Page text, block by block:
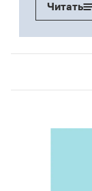
Читать